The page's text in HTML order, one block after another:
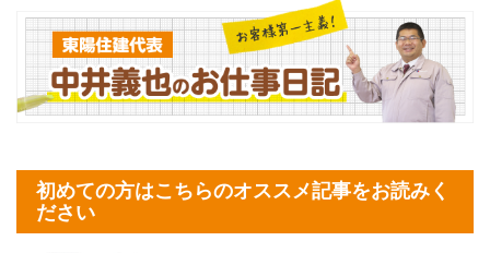
初めての方はこちらのオススメ記事をお読みく
ださい